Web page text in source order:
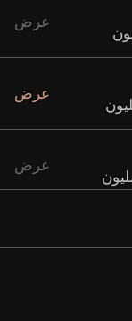
عرض
عرض
عرض